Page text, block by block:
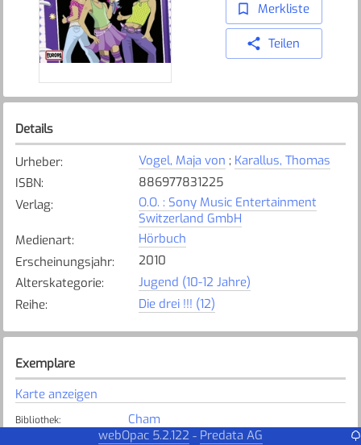
Merkliste
Teilen
Details
Urheber: Vogel, Maja von ; Karallus, Thomas
ISBN:
886977831225
Verlag:
O.O. : Sony Music Entertainment
Switzerland GmbH
Medienart:
Hörbuch
Erscheinungsjahr:
2010
Alterskategorie:
Jugend (10-12 Jahre)
Reihe: Die drei !!! (12)
Exemplare
Karte anzeigen
Bibliothek: Cham
Verfügbar
webOpac 5.2.122 - Predata AG